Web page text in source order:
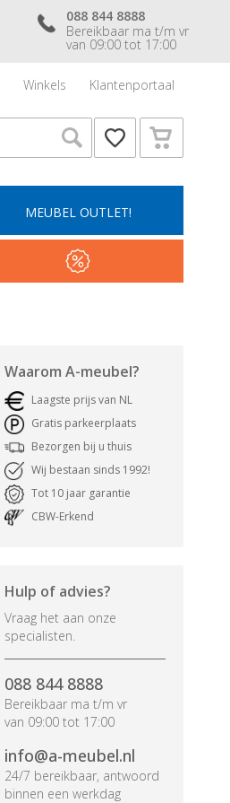
088 844 8888
Bereikbaar ma t/m vr
van 09:00 tot 17:00
Winkels Klantenportaal
MEUBEL OUTLET!
Waarom A-meubel?
Laagste prijs van NL
Gratis parkeerplaats
Bezorgen bij u thuis
Wij bestaan sinds 1992!
Tot 10 jaar garantie
CBW-Erkend
Hulp of advies?
Vraag het aan onze
specialisten.
088 844 8888
Bereikbaar ma t/m vr
van 09:00 tot 17:00
info@a-meubel.nl
24/7 bereikbaar, antwoord
binnen een werkdag